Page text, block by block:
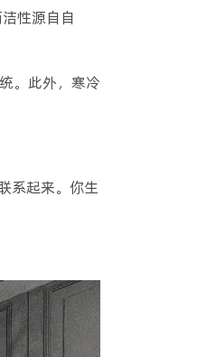
性源自自
。此外，寒冷
系起来。你生